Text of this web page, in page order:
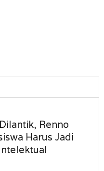
Renno
Harus Jadi